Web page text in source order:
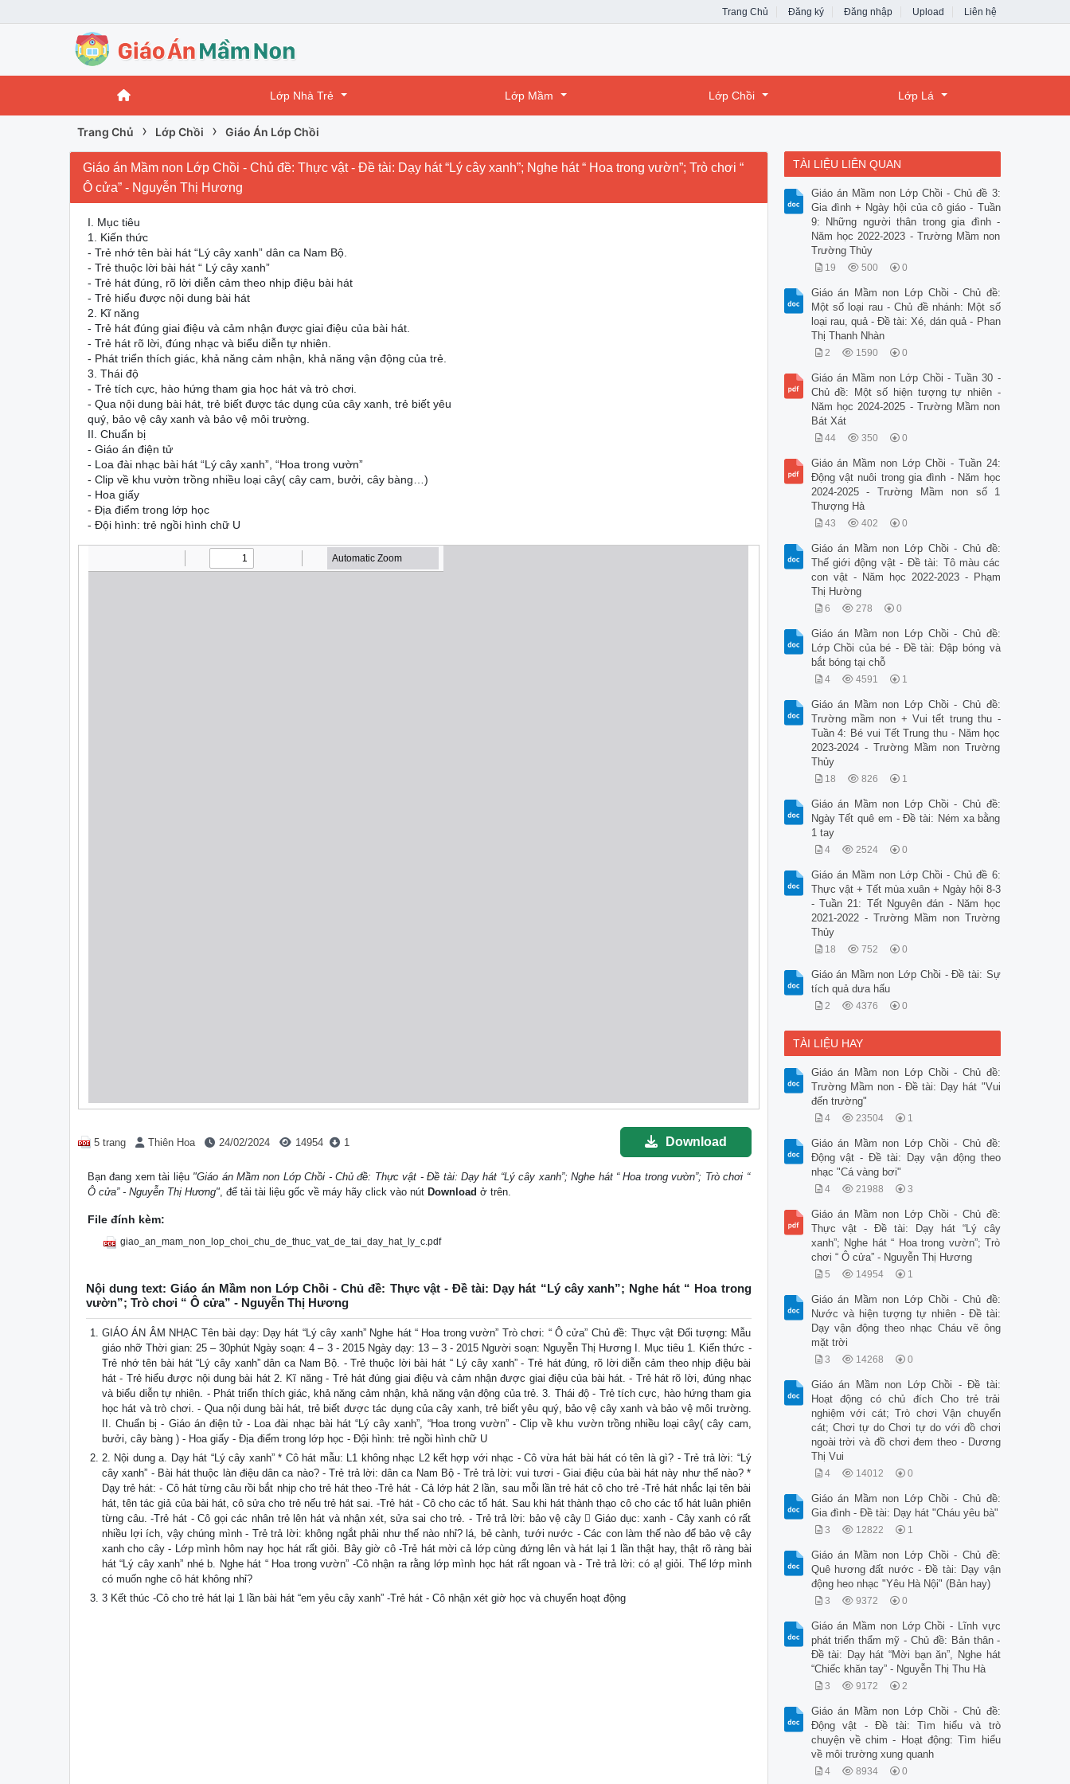
Trang Chủ Đăng ký Đăng nhập Upload Liên hệ
Lớp Nhà Trẻ Lớp Mầm Lớp Chồi Lớp Lá
Trang Chủ › Lớp Chồi › Giáo Án Lớp Chồi
Giáo án Mầm non Lớp Chồi - Chủ đề: Thực vật - Đề tài: Dạy hát “Lý cây xanh”; Nghe hát “ Hoa trong vườn”; Trò chơi “
Ô cửa” - Nguyễn Thị Hương
I. Mục tiêu
1. Kiến thức
- Trẻ nhớ tên bài hát “Lý cây xanh” dân ca Nam Bộ.
- Trẻ thuộc lời bài hát “ Lý cây xanh”
- Trẻ hát đúng, rõ lời diễn cảm theo nhịp điệu bài hát
- Trẻ hiểu được nội dung bài hát
2. Kĩ năng
- Trẻ hát đúng giai điệu và cảm nhận được giai điệu của bài hát.
- Trẻ hát rõ lời, đúng nhạc và biểu diễn tự nhiên.
- Phát triển thích giác, khả năng cảm nhận, khả năng vận động của trẻ.
3. Thái độ
- Trẻ tích cực, hào hứng tham gia học hát và trò chơi.
- Qua nội dung bài hát, trẻ biết được tác dụng của cây xanh, trẻ biết yêu
quý, bảo vệ cây xanh và bảo vệ môi trường.
II. Chuẩn bị
- Giáo án điện tử
- Loa đài nhạc bài hát “Lý cây xanh”, “Hoa trong vườn”
- Clip về khu vườn trồng nhiều loại cây( cây cam, bưởi, cây bàng…)
- Hoa giấy
- Địa điểm trong lớp học
- Đội hình: trẻ ngồi hình chữ U
5 trang Thiên Hoa 24/02/2024 14954 1 Download
Bạn đang xem tài liệu "Giáo án Mầm non Lớp Chồi - Chủ đề: Thực vật - Đề tài: Dạy hát “Lý cây xanh”; Nghe hát “ Hoa trong vườn”; Trò chơi “
Ô cửa” - Nguyễn Thị Hương", để tải tài liệu gốc về máy hãy click vào nút Download ở trên.
File đính kèm:
giao_an_mam_non_lop_choi_chu_de_thuc_vat_de_tai_day_hat_ly_c.pdf
Nội dung text: Giáo án Mầm non Lớp Chồi - Chủ đề: Thực vật - Đề tài: Dạy hát “Lý cây xanh”; Nghe hát “ Hoa trong
vườn”; Trò chơi “ Ô cửa” - Nguyễn Thị Hương
GIÁO ÁN ÂM NHẠC Tên bài dạy: Dạy hát “Lý cây xanh” Nghe hát “ Hoa trong vườn” Trò chơi: “ Ô cửa” Chủ đề: Thực vật Đối tượng: Mẫu
giáo nhỡ Thời gian: 25 – 30phút Ngày soạn: 4 – 3 - 2015 Ngày dạy: 13 – 3 - 2015 Người soạn: Nguyễn Thị Hương I. Mục tiêu 1. Kiến thức -
Trẻ nhớ tên bài hát “Lý cây xanh” dân ca Nam Bộ. - Trẻ thuộc lời bài hát “ Lý cây xanh” - Trẻ hát đúng, rõ lời diễn cảm theo nhịp điệu bài
hát - Trẻ hiểu được nội dung bài hát 2. Kĩ năng - Trẻ hát đúng giai điệu và cảm nhận được giai điệu của bài hát. - Trẻ hát rõ lời, đúng nhạc
và biểu diễn tự nhiên. - Phát triển thích giác, khả năng cảm nhận, khả năng vận động của trẻ. 3. Thái độ - Trẻ tích cực, hào hứng tham gia
học hát và trò chơi. - Qua nội dung bài hát, trẻ biết được tác dụng của cây xanh, trẻ biết yêu quý, bảo vệ cây xanh và bảo vệ môi trường.
II. Chuẩn bị - Giáo án điện tử - Loa đài nhạc bài hát “Lý cây xanh”, “Hoa trong vườn” - Clip về khu vườn trồng nhiều loại cây( cây cam,
bưởi, cây bàng ) - Hoa giấy - Địa điểm trong lớp học - Đội hình: trẻ ngồi hình chữ U
2. Nội dung a. Dạy hát “Lý cây xanh” * Cô hát mẫu: L1 không nhạc L2 kết hợp với nhạc - Cô vừa hát bài hát có tên là gì? - Trẻ trả lời: “Lý
cây xanh” - Bài hát thuộc làn điệu dân ca nào? - Trẻ trả lời: dân ca Nam Bộ - Trẻ trả lời: vui tươi - Giai điệu của bài hát này như thế nào? *
Dạy trẻ hát: - Cô hát từng câu rồi bắt nhịp cho trẻ hát theo -Trẻ hát - Cả lớp hát 2 lần, sau mỗi lần trẻ hát cô cho trẻ -Trẻ hát nhắc lại tên bài
hát, tên tác giả của bài hát, cô sửa cho trẻ nếu trẻ hát sai. -Trẻ hát - Cô cho các tổ hát. Sau khi hát thành thạo cô cho các tổ hát luân phiên
từng câu. -Trẻ hát - Cô gọi các nhân trẻ lên hát và nhận xét, sửa sai cho trẻ. - Trẻ trả lời: bảo vệ cây  Giáo dục: xanh - Cây xanh có rất
nhiều lợi ích, vậy chúng mình - Trẻ trả lời: không ngắt phải như thế nào nhỉ? lá, bẻ cành, tưới nước - Các con làm thế nào để bảo vệ cây
xanh cho cây - Lớp mình hôm nay học hát rất giỏi. Bây giờ cô -Trẻ hát mời cả lớp cùng đứng lên và hát lại 1 lần thật hay, thật rõ ràng bài
hát “Lý cây xanh” nhé b. Nghe hát “ Hoa trong vườn” -Cô nhận ra rằng lớp mình học hát rất ngoan và - Trẻ trả lời: có ạ! giỏi. Thế lớp mình
có muốn nghe cô hát không nhỉ?
3 Kết thúc -Cô cho trẻ hát lại 1 lần bài hát “em yêu cây xanh” -Trẻ hát - Cô nhận xét giờ học và chuyển hoạt động
TÀI LIỆU LIÊN QUAN
Giáo án Mầm non Lớp Chồi - Chủ đề 3:
Gia đình + Ngày hội của cô giáo - Tuần
9: Những người thân trong gia đình -
Năm học 2022-2023 - Trường Mầm non
Trường Thủy
19 500 0
Giáo án Mầm non Lớp Chồi - Chủ đề:
Một số loại rau - Chủ đề nhánh: Một số
loại rau, quả - Đề tài: Xé, dán quả - Phan
Thị Thanh Nhàn
2 1590 0
Giáo án Mầm non Lớp Chồi - Tuần 30 -
Chủ đề: Một số hiện tượng tự nhiên -
Năm học 2024-2025 - Trường Mầm non
Bát Xát
44 350 0
Giáo án Mầm non Lớp Chồi - Tuần 24:
Động vật nuôi trong gia đình - Năm học
2024-2025 - Trường Mầm non số 1
Thượng Hà
43 402 0
Giáo án Mầm non Lớp Chồi - Chủ đề:
Thế giới động vật - Đề tài: Tô màu các
con vật - Năm học 2022-2023 - Phạm
Thị Hường
6 278 0
Giáo án Mầm non Lớp Chồi - Chủ đề:
Lớp Chồi của bé - Đề tài: Đập bóng và
bắt bóng tại chỗ
4 4591 1
Giáo án Mầm non Lớp Chồi - Chủ đề:
Trường mầm non + Vui tết trung thu -
Tuần 4: Bé vui Tết Trung thu - Năm học
2023-2024 - Trường Mầm non Trường
Thủy
18 826 1
Giáo án Mầm non Lớp Chồi - Chủ đề:
Ngày Tết quê em - Đề tài: Ném xa bằng
1 tay
4 2524 0
Giáo án Mầm non Lớp Chồi - Chủ đề 6:
Thực vật + Tết mùa xuân + Ngày hội 8-3
- Tuần 21: Tết Nguyên đán - Năm học
2021-2022 - Trường Mầm non Trường
Thủy
18 752 0
Giáo án Mầm non Lớp Chồi - Đề tài: Sự
tích quả dưa hấu
2 4376 0
TÀI LIỆU HAY
Giáo án Mầm non Lớp Chồi - Chủ đề:
Trường Mầm non - Đề tài: Dạy hát "Vui
đến trường"
4 23504 1
Giáo án Mầm non Lớp Chồi - Chủ đề:
Động vật - Đề tài: Dạy vận động theo
nhạc "Cá vàng bơi"
4 21988 3
Giáo án Mầm non Lớp Chồi - Chủ đề:
Thực vật - Đề tài: Dạy hát “Lý cây
xanh”; Nghe hát “ Hoa trong vườn”; Trò
chơi “ Ô cửa” - Nguyễn Thị Hương
5 14954 1
Giáo án Mầm non Lớp Chồi - Chủ đề:
Nước và hiện tượng tự nhiên - Đề tài:
Dạy vận động theo nhạc Cháu vẽ ông
mặt trời
3 14268 0
Giáo án Mầm non Lớp Chồi - Đề tài:
Hoạt động có chủ đích Cho trẻ trải
nghiệm với cát; Trò chơi Vận chuyển
cát; Chơi tự do Chơi tự do với đồ chơi
ngoài trời và đồ chơi đem theo - Dương
Thị Vui
4 14012 0
Giáo án Mầm non Lớp Chồi - Chủ đề:
Gia đình - Đề tài: Dạy hát "Cháu yêu bà"
3 12822 1
Giáo án Mầm non Lớp Chồi - Chủ đề:
Quê hương đất nước - Đề tài: Dạy vận
động heo nhạc "Yêu Hà Nội" (Bản hay)
3 9372 0
Giáo án Mầm non Lớp Chồi - Lĩnh vực
phát triển thẩm mỹ - Chủ đề: Bản thân -
Đề tài: Dạy hát “Mời bạn ăn”, Nghe hát
“Chiếc khăn tay” - Nguyễn Thị Thu Hà
3 9172 2
Giáo án Mầm non Lớp Chồi - Chủ đề:
Động vật - Đề tài: Tìm hiểu và trò
chuyện về chim - Hoạt động: Tìm hiểu
về môi trường xung quanh
4 8934 0